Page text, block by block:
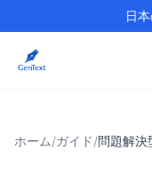
日
ホーム/ガイド/問題解決